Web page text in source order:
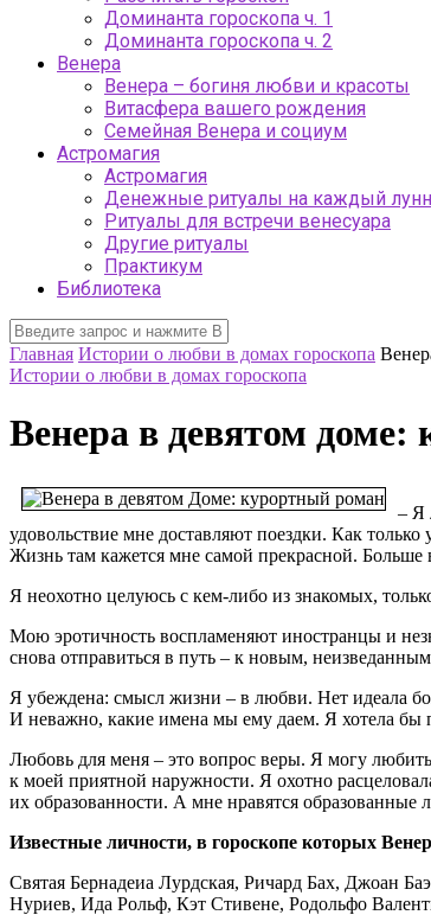
Доминанта гороскопа ч. 1
Доминанта гороскопа ч. 2
Венера
Венера – богиня любви и красоты
Витасфера вашего рождения
Семейная Венера и социум
Астромагия
Астромагия
Денежные ритуалы на каждый
Ритуалы для встречи венесуара
Другие ритуалы
Практикум
Библиотека
Главная Истории о любви в домах гороскопа
Истории о любви в домах гороскопа
Венера в девятом
– Я
удовольствие мне доставляют поездки. Как
Жизнь там кажется мне самой прекрасной. Больше
Я неохотно целуюсь с кем-либо из знакомых,
Мою эротичность воспламеняют иностранцы и
снова отправиться в путь – к новым,
Я убеждена: смысл жизни – в любви. Нет идеала
И неважно, какие имена мы ему даем. Я хотела бы
Любовь для меня – это вопрос веры. Я могу
к моей приятной наружности. Я охотно
их образованности. А мне нравятся
Известные личности, в гороскопе которых
Святая Бернадеиа Лурдская, Ричард Бах,
Нуриев, Ида Рольф, Кэт Стивене, Родольфо